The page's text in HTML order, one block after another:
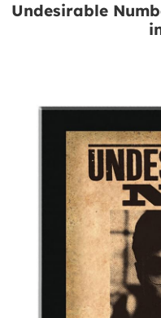
Undesirable